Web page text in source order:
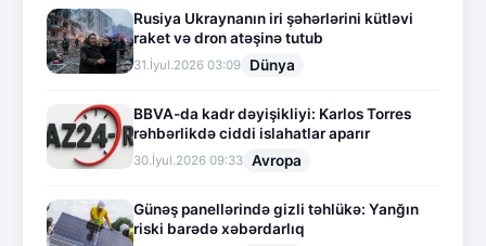
Rusiya Ukraynanın iri şəhərlərini kütləvi
raket və dron atəşinə tutub
31.İyul.2026 03:09 Dünya
BBVA-da kadr dəyişikliyi: Karlos Torres
rəhbərlikdə ciddi islahatlar aparır
30.İyul.2026 09:33 Avropa
Günəş panellərində gizli təhlükə: Yanğın
riski barədə xəbərdarlıq